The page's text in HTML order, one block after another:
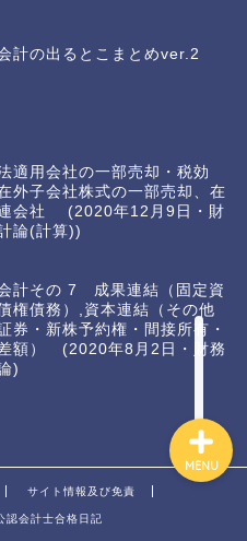
計の出るとこまとめver.2
適用会社の一部売却・税効
外子会社株式の一部売却、在
会社 (2020年12月9日・財
論(計算))
計その 7 成果連結（固定資
権債務）,資本連結（その他
券・新株予約権・間接所有・
額） (2020年8月2日・財務
)
サイト情報及び免責
会計士合格日記
MENU
ントダウン2021